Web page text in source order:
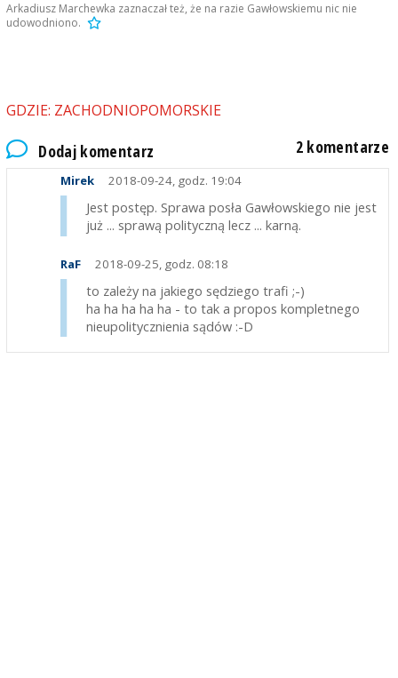
Arkadiusz Marchewka zaznaczał też, że na razie Gawłowskiemu nic nie
udowodniono.
GDZIE: ZACHODNIOPOMORSKIE
Dodaj komentarz 2 komentarze
Mirek 2018-09-24, godz. 19:04
Jest postęp. Sprawa posła Gawłowskiego nie jest
już ... sprawą polityczną lecz ... karną.
RaF 2018-09-25, godz. 08:18
to zależy na jakiego sędziego trafi ;-)
ha ha ha ha ha - to tak a propos kompletnego
nieupolitycznienia sądów :-D